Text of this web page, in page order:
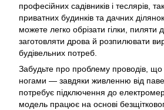
професійних садівників і теслярів,
приватних будинків та дачних
можете легко обрізати гілки, пиляти
заготовляти дрова й розпилювати
будівельних потреб.
Забудьте про проблему проводів, що
ногами — завдяки живленню від
потребує підключення до
модель працює на основі